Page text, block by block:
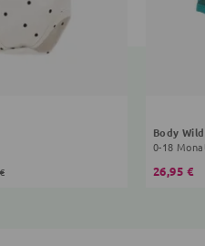
Body
0-18
26,95 €